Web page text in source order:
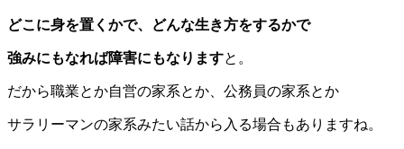
どこに身を置くかで、どんな生き方をするかで
強みにもなれば障害にもなりますと。
だから職業とか自営の家系とか、公務員の家系とか
サラリーマンの家系みたい話から入る場合もありますね。